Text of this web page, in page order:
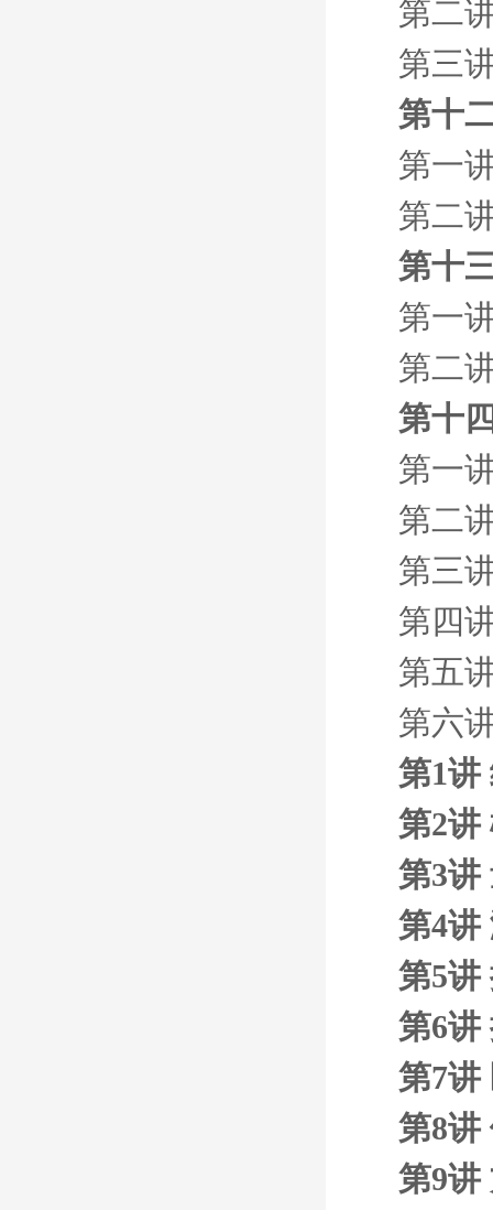
第二
第三
第十
第一
第二
第十
第一
第二
第十
第一
第二
第三
第四
第五
第六
第1讲
第2讲
第3讲
第4讲
第5讲
第6讲
第7讲
第8讲
第9讲